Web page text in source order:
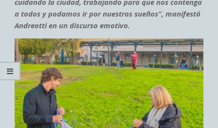
a todos y podamos ir por nuestros sueños”, manifestó
Andreotti en un discurso emotivo.